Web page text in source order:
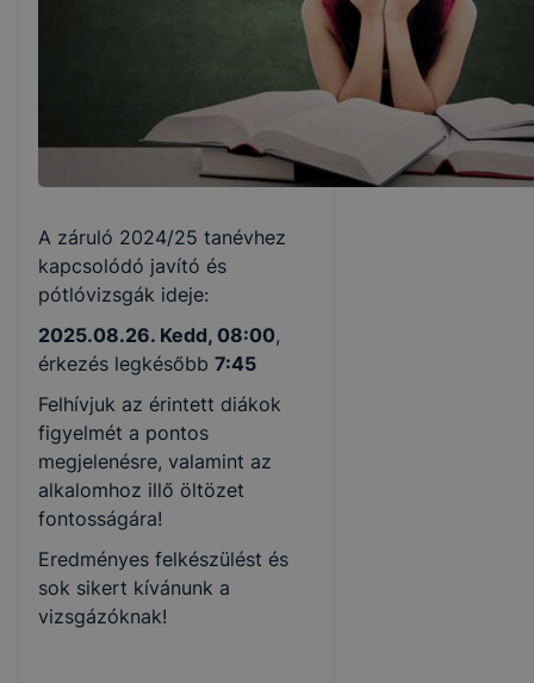
A záruló 2024/25 tanévhez
kapcsolódó javító és
pótlóvizsgák ideje:
2025.08.26. Kedd, 08:00,
érkezés legkésőbb 7:45
Felhívjuk az érintett diákok
figyelmét a pontos
megjelenésre, valamint az
alkalomhoz illő öltözet
fontosságára!
Eredményes felkészülést és
sok sikert kívánunk a
vizsgázóknak!